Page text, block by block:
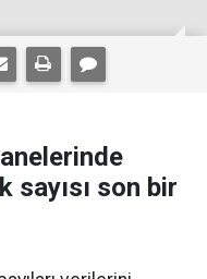
sayısı son bir